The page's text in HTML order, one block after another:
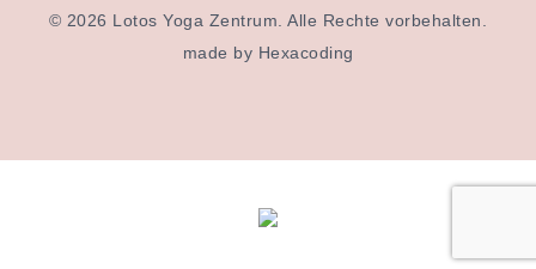
© 2026 Lotos Yoga Zentrum. Alle Rechte vorbehalten.
made by Hexacoding